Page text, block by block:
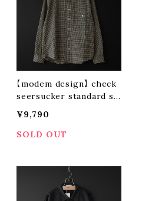
【modem design】 check
seersucker standard sh
¥9,790
SOLD OUT